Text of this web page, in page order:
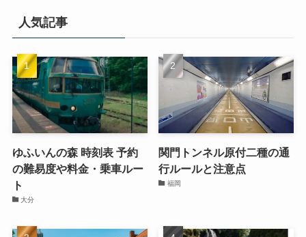
人気記事
ゆふいんの森 時刻表 予約
の難易度や料金・乗車ルー
ト
大分
関門トンネル原付二種の通
行ルールと注意点
福岡